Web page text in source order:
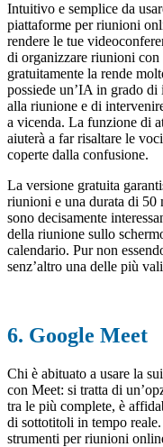
Intuitivo e semplice da
piattaforme per riunioni
rendere le tue
di organizzare riunioni
gratuitamente la rende
possiede un’IA in grado
alla riunione e di
a vicenda. La funzione di
aiuterà a far risaltare le
coperte dalla confusione.
La versione gratuita
riunioni e una durata di 50
sono decisamente
della riunione sullo
calendario. Pur non
senz’altro una delle più
6. Google Meet
Chi è abituato a usare la
con Meet: si tratta di
tra le più complete, è
di sottotitoli in tempo
strumenti per riunioni